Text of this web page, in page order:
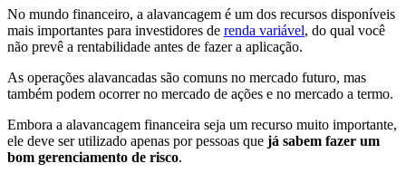
No mundo financeiro, a alavancagem é um dos recursos disponíveis
mais importantes para investidores de renda variável, do qual você
não prevê a rentabilidade antes de fazer a aplicação.
As operações alavancadas são comuns no mercado futuro, mas
também podem ocorrer no mercado de ações e no mercado a termo.
Embora a alavancagem financeira seja um recurso muito importante,
ele deve ser utilizado apenas por pessoas que já sabem fazer um
bom gerenciamento de risco.